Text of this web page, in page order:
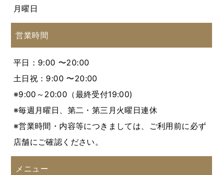
月曜日
営業時間
平日：9:00 〜20:00
土日祝：9:00 〜20:00
※9:00～20:00（最終受付19:00)
※毎週月曜日、第二・第三月火曜日連休
※営業時間・内容等につきましては、ご利用前に必ず
店舗にご確認ください。
メニュー